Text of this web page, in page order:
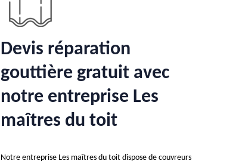
Devis réparation
gouttière gratuit avec
notre entreprise Les
maîtres du toit
Notre entreprise Les maîtres du toit dispose de couvreurs